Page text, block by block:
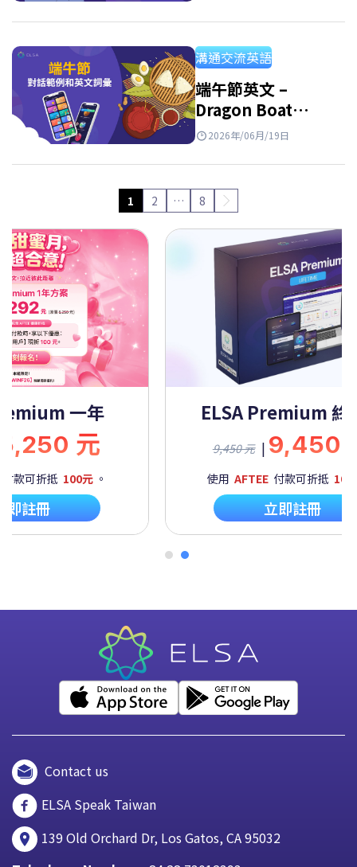
溝通交流英語
端午節英文 –
Dragon Boat
Festival：意義、習
2026年/06月/19日
1 2 … 8
一年
元
付款可折抵 100元 。
即註冊
ELSA Premium 終
9,450 元 | 9,450
使用 AFTEE 付款可折抵 100
立即註冊
Contact us
ELSA Speak Taiwan
139 Old Orchard Dr, Los Gatos, CA 95032